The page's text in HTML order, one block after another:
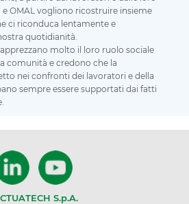
e OMAL vogliono ricostruire insieme
ci riconduca lentamente e
quotidianità.
apprezzano molto il loro ruolo sociale
comunità e credono che la
nei confronti dei lavoratori e della
sempre essere supportati dai fatti
S.p.A.